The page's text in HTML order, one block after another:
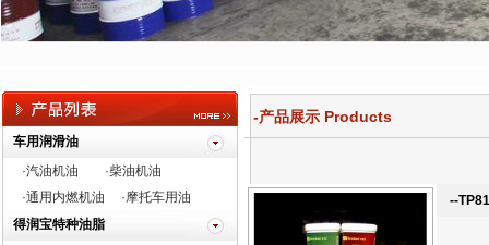
车用润滑油
·汽油机油
·柴油机油
·通用内燃机油
·摩托车用油
得润宝特种油脂
-产品展示 Products
--